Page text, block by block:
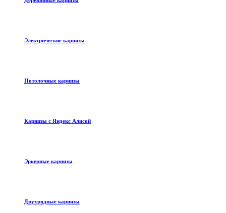
Электрические карнизы
Потолочные карнизы
Карнизы с Яндекс Алисой
Эркерные карнизы
Двухрядные карнизы